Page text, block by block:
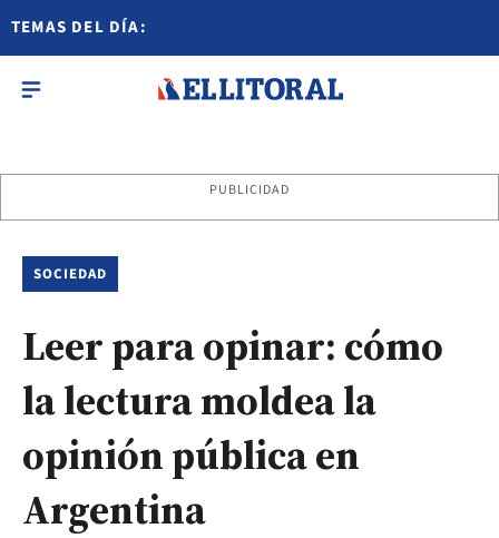
TEMAS DEL DÍA:
PUBLICIDAD
SOCIEDAD
Leer para opinar: cómo
la lectura moldea la
opinión pública en
Argentina